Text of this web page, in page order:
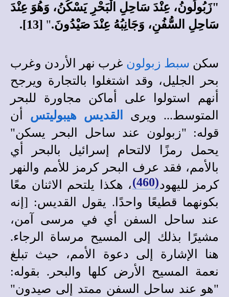
"زَبُولُونُ، عِنْدَ سَاحِلِ الْبَحْرِ يَسْكُنُ، وَهُوَ عِنْدَ
سَاحِلِ السُّفُنِ، وَجَانِبُهُ عِنْدَ صَيْدُونَ."
[13].
سكن سبط زبولون غرب نهر الأردن وغرب
بحر الجليل، وقد اشتغلوا بالتجارة ويرجح
أنهم استولوا على أماكن مجاورة للبحر
المتوسط... ويرى
القديس هيبوليتس
أن
قوله: "زبولون عند ساحل البحر يسكن"
يحمل رمزًا لالتحام إسرائيل بالبحر أي
بالأمم، فقد عرف البحر كرمز للأمم والنهر
كرمز لليهود(460)
، هكذا يلتحم الاثنان معًا
بكونهما قطيعًا واحدًا. يقول القديس: [إنه
عند ساحل السفن أي في مرسى آمن،
مشيرًا بذلك إلى المسيح مرساة الرجاء.
هنا الإشارة إلى دعوة الأمم، حيث تبلغ
نعمة المسيح الأرض كلها والبحر. بقوله:
"هو عند ساحل السفن ممتد إلى صيدون"